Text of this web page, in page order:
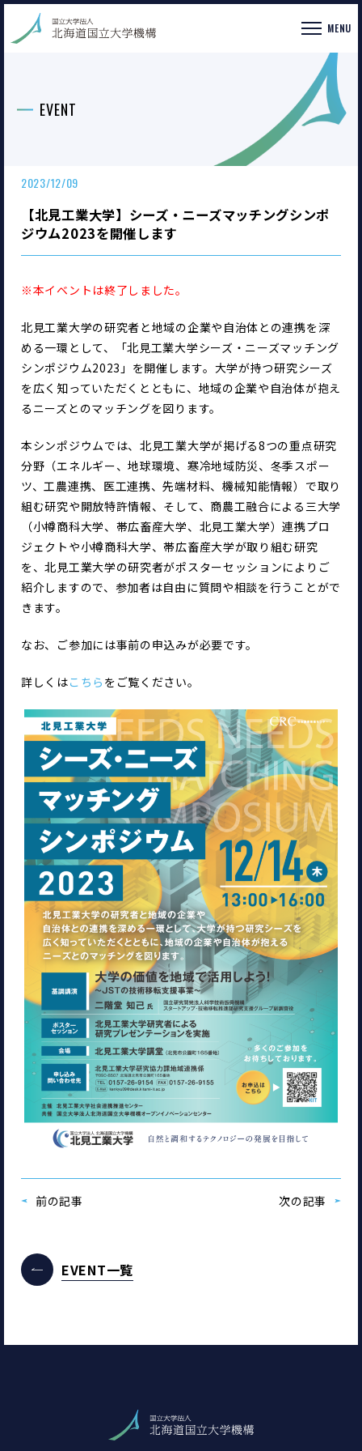
MENU
EVENT
2023/12/09
【北見工業大学】シーズ・ニーズマッチングシンポ
ジウム2023を開催します
※本イベントは終了しました。
北見工業大学の研究者と地域の企業や自治体との連携を深
める一環として、「北見工業大学シーズ・ニーズマッチング
シンポジウム2023」を開催します。大学が持つ研究シーズ
を広く知っていただくとともに、地域の企業や自治体が抱え
るニーズとのマッチングを図ります。
本シンポジウムでは、北見工業大学が掲げる8つの重点研究
分野（エネルギー、地球環境、寒冷地域防災、冬季スポー
ツ、工農連携、医工連携、先端材料、機械知能情報）で取り
組む研究や開放特許情報、そして、商農工融合による三大学
（小樽商科大学、帯広畜産大学、北見工業大学）連携プロ
ジェクトや小樽商科大学、帯広畜産大学が取り組む研究
を、北見工業大学の研究者がポスターセッションによりご
紹介しますので、参加者は自由に質問や相談を行うことがで
きます。
なお、ご参加には事前の申込みが必要です。
詳しくはこちら をご覧ください。
前の記事 次の記事
EVENT一覧